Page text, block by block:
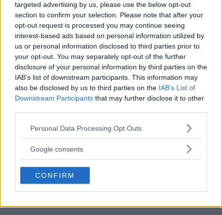
targeted advertising by us, please use the below opt-out
section to confirm your selection. Please note that after your
opt-out request is processed you may continue seeing
interest-based ads based on personal information utilized by
us or personal information disclosed to third parties prior to
your opt-out. You may separately opt-out of the further
disclosure of your personal information by third parties on the
IAB’s list of downstream participants. This information may
also be disclosed by us to third parties on the IAB’s List of
Downstream Participants that may further disclose it to other
Please note that this website/app uses one or more Google
not limited to your visit or usage behaviour. You may click to
use your data for below specified purposes in below Google
consent section.
Personal Data Processing Opt Outs
Google consents
CONFIRM
vilket gör att smidigheten försvinner något. Du får
en bra kamera med möjligheter till fina bilder,
men utan skärm. Och frågan är hur många som är
villiga att ha ett stort objektiv monterat på mobilen,
eller med sig i väskan.
Konceptet känns spännande och innovativt, men
har tror jag också att konsumenterna kommer att
delas i två läger: de som gillar idén och söker den
absoluta bärbarheten med möjligheten att få ännu
bättre specifikationer för sin fotografering, mot de
som tycker att det blir för otympligt och att
skillnaden blir för liten jämfört med hur liten
"bara en kamera" är, eller "hur mycket bättre det